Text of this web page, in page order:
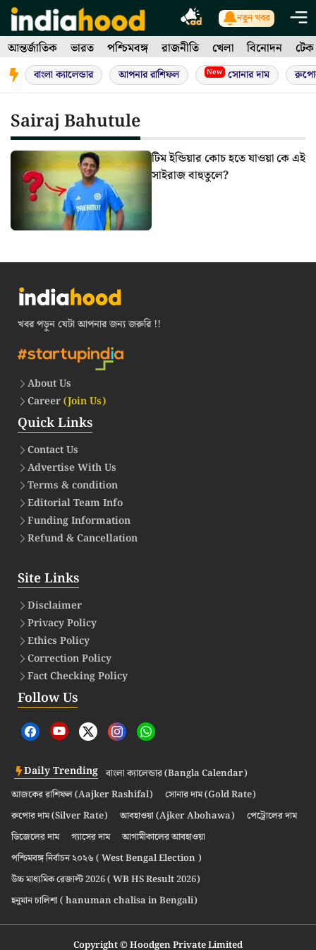
Skip
to
content
নতুন খবর
আন্তর্জাতিক ভারত পশ্চিমবঙ্গ রাজনীতি খেলা বিনোদন টেক
বাংলা ক্যালেন্ডার আপনার রাশিফল New সোনার দাম
Sairaj Bahutule
টিম ইন্ডিয়ার কোচ হতে যাওয়া কে এই
সাইরাজ বাহুতুলে?
খবর পড়ুন যেটা আপনার জন্য জরুরি !!
About Us
Career(Join Us)
Quick Links
Contact Us
Advertise With Us
Terms & condition
Editorial Team Info
Funding Information
Refund & Cancellation
Site Links
Disclaimer
Privacy Policy
Ethics Policy
Correction Policy
Fact Checking Policy
Follow Us
Daily Trending বাংলা ক্যালেন্ডার (Bangla Calendar)
আজকের রাশিফল (Aajker Rashifal)
সোনার দাম (Gold Rate)
রুপোর দাম (Silver Rate)
আবহাওয়া (Ajker Abohawa)
পেট্রোলের দাম
ডিজেলের দাম
গ্যাসের দাম
আগামীকালের আবহাওয়া
পশ্চিমবঙ্গ নির্বাচন ২০২৬ ( West Bengal Election )
উচ্চ মাধ্যমিক রেজাল্ট 2026 ( WB HS Result 2026)
হনুমান চালিশা ( hanuman chalisa in Bengali)
Copyright © Hoodgen Private Limited